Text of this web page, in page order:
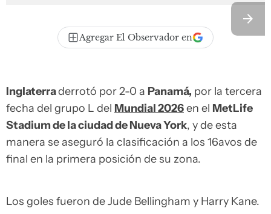
Agregar El Observador en
Inglaterraderrotó por 2-0 a Panamá, por la tercera
fecha del grupo L del Mundial 2026en el MetLife
Stadium de la ciudad de Nueva York, y de esta
manera se aseguró la clasificación a los 16avos de
final en la primera posición de su zona.
Los goles fueron de Jude Bellingham y Harry Kane.